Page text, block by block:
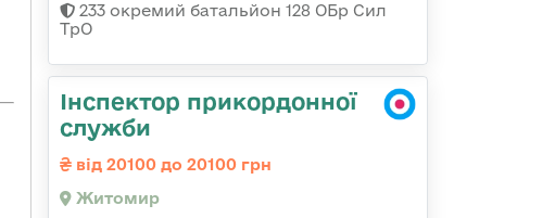
233 окремий батальйон 128 ОБр Сил
ТрО
Інспектор прикордонної
служби
від 20100 до 20100 грн
Житомир